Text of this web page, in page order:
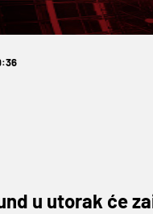
u utorak će